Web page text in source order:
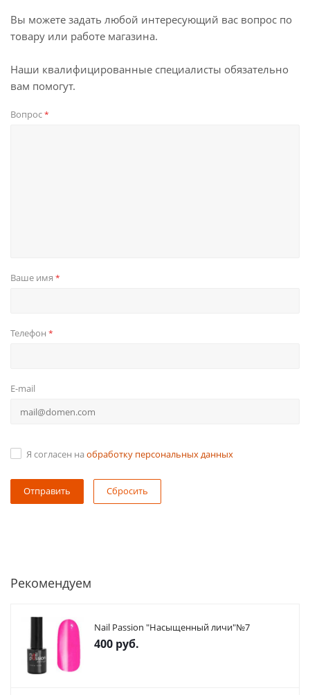
Вы можете задать любой интересующий вас вопрос по
товару или работе магазина.
Наши квалифицированные специалисты обязательно
вам помогут.
Вопрос*
Ваше имя *
Телефон *
E-mail
Я согласен на обработку персональных данных
Сбросить
Рекомендуем
Nail Passion "Насыщенный личи"№7
400 руб.